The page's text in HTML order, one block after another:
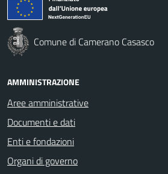
Comune di Camerano Casasco
AMMINISTRAZIONE
Aree amministrative
Documenti e dati
Enti e fondazioni
Organi di governo